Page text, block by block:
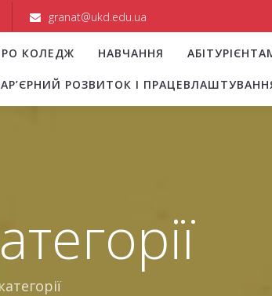
granat@ukd.edu.ua
КОЛЕДЖ НАВЧАННЯ
РОЗВИТОК І